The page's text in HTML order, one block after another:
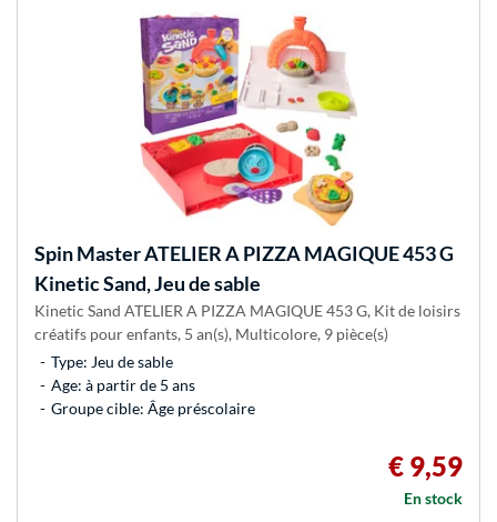
Spin MasterATELIER A PIZZA MAGIQUE 453 G
Kinetic Sand, Jeu de sable
Kinetic Sand ATELIER A PIZZA MAGIQUE 453 G, Kit de loisirs
créatifs pour enfants, 5 an(s), Multicolore, 9 pièce(s)
Type: Jeu de sable
Age: à partir de 5 ans
Groupe cible: Âge préscolaire
€ 9,59
En stock